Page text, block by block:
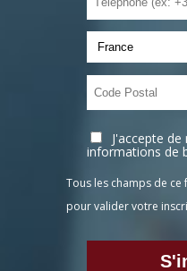
J'accepte
informations de
Tous les champs de
pour valider votre